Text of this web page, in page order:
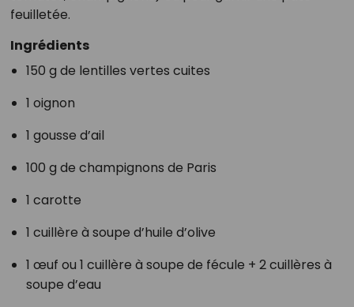
feuilletée.
Ingrédients
150 g de lentilles vertes cuites
1 oignon
1 gousse d’ail
100 g de champignons de Paris
1 carotte
1 cuillère à soupe d’huile d’olive
1 œuf ou 1 cuillère à soupe de fécule + 2 cuillères à
soupe d’eau